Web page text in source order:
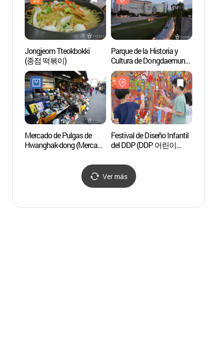
Jongjeom Tteokbokki
(종점 떡볶이)
Parque de la Historia y
Cultura de Dongdaemun
(동대문역사문화공원)
Mercado de Pulgas de
Hwanghak-dong (Mercado
벼룩시장 (도깨비시장 /
Festival de Diseño Infantil
del DDP (DDP 어린이
Ver más